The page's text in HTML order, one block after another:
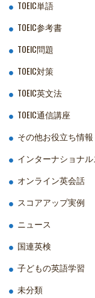
TOEIC単語
TOEIC参考書
TOEIC問題
TOEIC対策
TOEIC英文法
TOEIC通信講座
その他お役立ち情報
インターナショナ
オンライン英会話
スコアアップ実例
ニュース
国連英検
子どもの英語学習
未分類